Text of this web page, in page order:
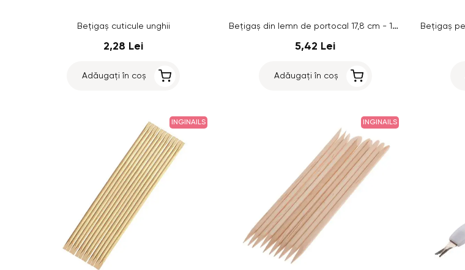
Bețigaș cuticule unghii
2,28 Lei
Adăugați în coș
Bețigaș din lemn de portocal 17,8 cm - 10 buc
5,42 Lei
Adăugați în coș
INGINAILS INGINAILS